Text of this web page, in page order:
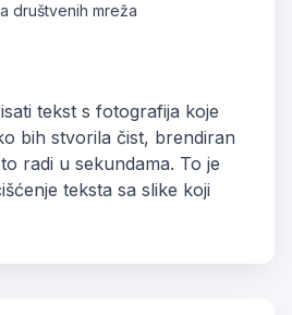
društvenih mreža
tekst s fotografija koje
bih stvorila čist, brendiran
radi u sekundama. To je
teksta sa slike koji